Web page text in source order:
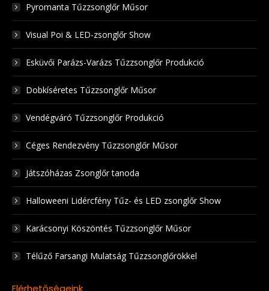
Pyromanta Tűzzsonglőr Műsor
Visual Poi & LED-zsonglőr Show
Esküvői Parázs-Varázs Tűzzsonglőr Produkció
Dobkíséretes Tűzzsonglőr Műsor
Vendégváró Tűzzsonglőr Produkció
Céges Rendezvény Tűzzsonglőr Műsor
Játszóházas Zsonglőr tanoda
Halloweeni Lidércfény Tűz- és LED zsonglőr Show
Karácsonyi Köszöntés Tűzzsonglőr Műsor
Télűző Farsangi Mulatság Tűzzsonglőrökkel
Elérhetőségeink